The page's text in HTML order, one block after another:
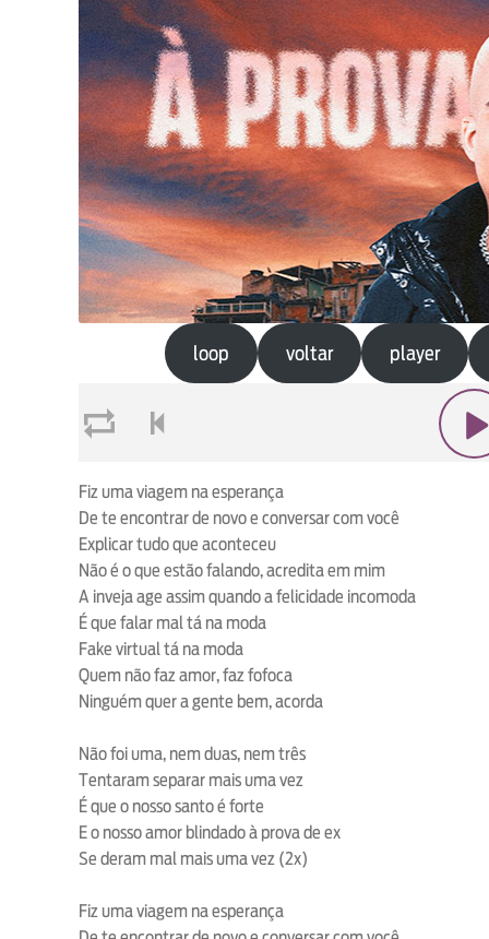
loop voltar player
Fiz uma viagem na esperança
De te encontrar de novo e conversar com você
Explicar tudo que aconteceu
Não é o que estão falando, acredita em mim
A inveja age assim quando a felicidade incomoda
É que falar mal tá na moda
Fake virtual tá na moda
Quem não faz amor, faz fofoca
Ninguém quer a gente bem, acorda
Não foi uma, nem duas, nem três
Tentaram separar mais uma vez
É que o nosso santo é forte
E o nosso amor blindado à prova de ex
Se deram mal mais uma vez (2x)
Fiz uma viagem na esperança